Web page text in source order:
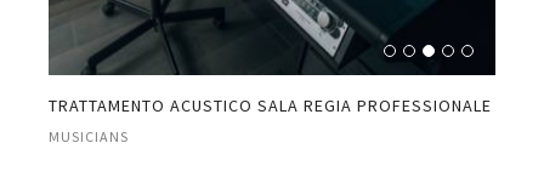
TRATTAMENTO ACUSTICO SALA REGIA PROFESSIONALE
MUSICIANS